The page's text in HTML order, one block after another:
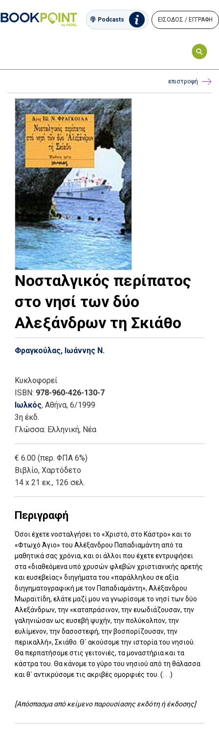
Podcasts ΕΙΣΟΔΟΣ / ΕΓΓΡΑΦΗ
επιστροφή
Νοσταλγικός περίπατος
στο νησί των δύο
Αλεξάνδρων τη Σκιάθο
Φραγκούλας, Ιωάννης Ν.
Κυκλοφορεί
ISBN: 978-960-426-130-7
Ιωλκός, Αθήνα, 6/1999
3η έκδ.
Γλώσσα: Ελληνική, Νέα
€ 6.00 (περ. ΦΠΑ 6%)
Βιβλίο, Χαρτόδετο
14 x 21 εκ., 126 σελ.
Περιγραφή
Όσοι έχετε νοσταλγήσει το «Χριστό, στο Κάστρο» και το
«Φτωχό Άγιο» του Αλέξανδρου Παπαδιαμάντη από τα
μαθητικά σας χρόνια, και οι άλλοι που έχετε εντρυφήσει
στα «διαθεόμενα υπό χρυσών φλεβών χριστιανικής αρετής
και ευσεβείας» διηγήματα του «παράλληλου σε αξία
διηγηματογραφική με τον Παπαδιαμάντη», Αλέξανδρου
Μωραϊτίδη, ελάτε μαζί μου να γνωρίσομε το νησί των δύο
Αλεξάνδρων, την «καταπράσινον, την ευωδιάζουσαν, την
γαληνιώσαν ως ευσεβή ψυχήν, την πολύκολπον, την
ευλίμενον, την δασοστεφή, την βοσπορίζουσαν, την
περικαλλή», Σκιάθο. Θ` ακούσομε την ιστορία του νησιού.
Θα περπατήσομε στις γειτονιές, τα μοναστήρια και τα
κάστρα του. Θα κάνομε το γύρο του νησιού από τη θάλασσα
και θ` αντικρύσομε τις ακριβές ομορφιές του. (. . .)
[Απόσπασμα από κείμενο παρουσίασης εκδότη ή έκδοσης]